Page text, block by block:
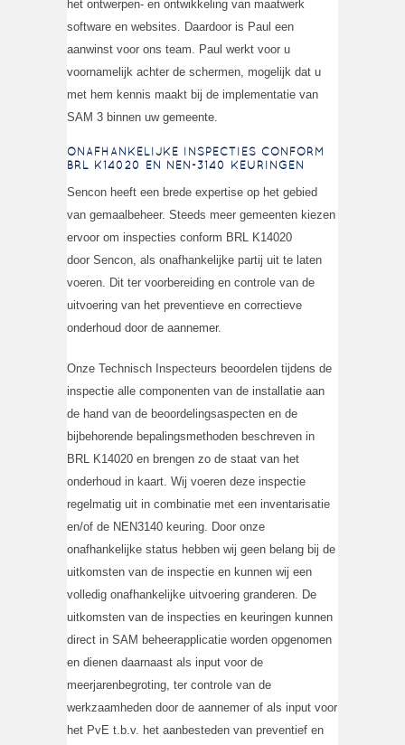
het ontwerpen- en ontwikkeling van maatwerk
software en websites. Daardoor is Paul een
aanwinst voor ons team. Paul werkt voor u
voornamelijk achter de schermen, mogelijk dat u
met hem kennis maakt bij de implementatie van
SAM 3 binnen uw gemeente.
ONAFHANKELIJKE INSPECTIES CONFORM
BRL K14020 EN NEN-3140 KEURINGEN
Sencon heeft een brede expertise op het gebied
van gemaalbeheer. Steeds meer gemeenten kiezen
ervoor om inspecties conform BRL K14020
door Sencon, als onafhankelijke partij uit te laten
voeren. Dit ter voorbereiding en controle van de
uitvoering van het preventieve en correctieve
onderhoud door de aannemer.
Onze Technisch Inspecteurs beoordelen tijdens de
inspectie alle componenten van de installatie aan
de hand van de beoordelingsaspecten en de
bijbehorende bepalingsmethoden beschreven in
BRL K14020 en brengen zo de staat van het
onderhoud in kaart. Wij voeren deze inspectie
regelmatig uit in combinatie met een inventarisatie
en/of de NEN3140 keuring. Door onze
onafhankelijke status hebben wij geen belang bij de
uitkomsten van de inspectie en kunnen wij een
volledig onafhankelijke uitvoering granderen. De
uitkomsten van de inspecties en keuringen kunnen
direct in SAM beheerapplicatie worden opgenomen
en dienen daarnaast als input voor de
meerjarenbegroting, ter controle van de
werkzaamheden door de aannemer of als input voor
het PvE t.b.v. het aanbesteden van preventief en